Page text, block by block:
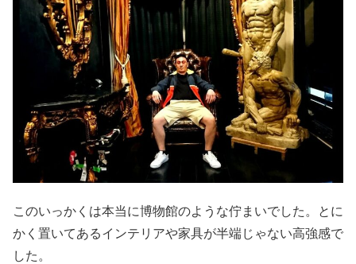
このいっかくは本当に博物館のような佇まいでした。とに
かく置いてあるインテリアや家具が半端じゃない高強感で
した。